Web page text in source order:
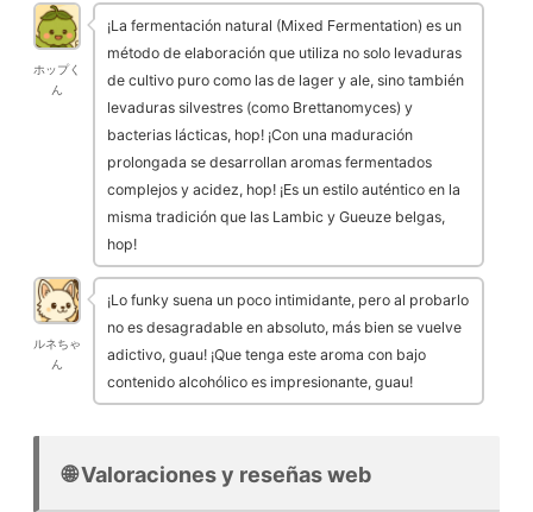
ホップく
ん
¡La fermentación natural (Mixed Fermentation) es un
método de elaboración que utiliza no solo levaduras
de cultivo puro como las de lager y ale, sino también
levaduras silvestres (como Brettanomyces) y
bacterias lácticas, hop! ¡Con una maduración
prolongada se desarrollan aromas fermentados
complejos y acidez, hop! ¡Es un estilo auténtico en la
misma tradición que las Lambic y Gueuze belgas,
hop!
ルネちゃ
ん
¡Lo funky suena un poco intimidante, pero al probarlo
no es desagradable en absoluto, más bien se vuelve
adictivo, guau! ¡Que tenga este aroma con bajo
contenido alcohólico es impresionante, guau!
🌐 Valoraciones y reseñas web